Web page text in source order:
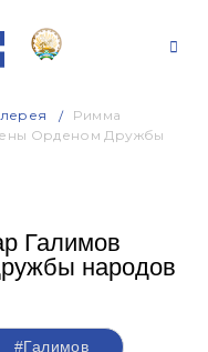
Римма
Орденом Дружбы
Галимов
народов
#Галимов